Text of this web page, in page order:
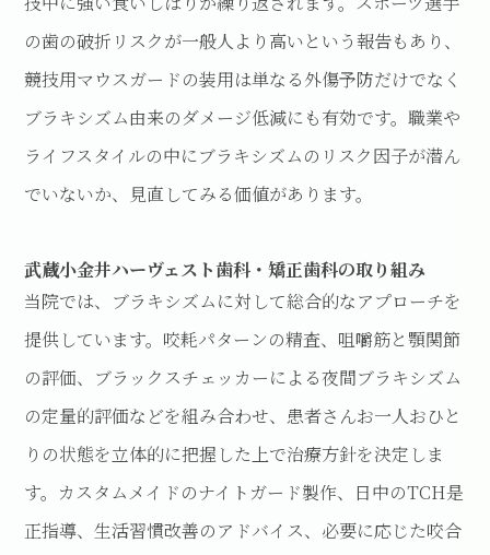
の歯の破折リスクが一般人より高いという報告もあり、
競技用マウスガードの装用は単なる外傷予防だけでなく
ブラキシズム由来のダメージ低減にも有効です。職業や
ライフスタイルの中にブラキシズムのリスク因子が潜ん
でいないか、見直してみる価値があります。
武蔵小金井ハーヴェスト歯科・矯正歯科の取り組み
当院では、ブラキシズムに対して総合的なアプローチを
提供しています。咬耗パターンの精査、咀嚼筋と顎関節
の評価、ブラックスチェッカーによる夜間ブラキシズム
の定量的評価などを組み合わせ、患者さんお一人おひと
りの状態を立体的に把握した上で治療方針を決定しま
す。カスタムメイドのナイトガード製作、日中のTCH是
正指導、生活習慣改善のアドバイス、必要に応じた咬合